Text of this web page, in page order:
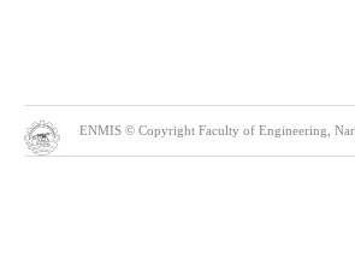
ENMIS © Copyright Faculty of Engineering,